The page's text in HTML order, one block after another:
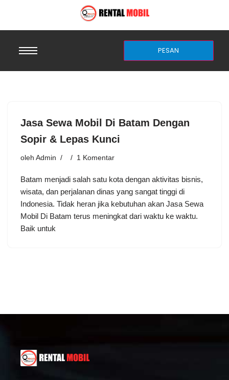
PESAN
Jasa Sewa Mobil Di Batam Dengan
Sopir & Lepas Kunci
oleh Admin 1 Komentar
Batam menjadi salah satu kota dengan aktivitas bisnis,
wisata, dan perjalanan dinas yang sangat tinggi di
Indonesia. Tidak heran jika kebutuhan akan Jasa Sewa
Mobil Di Batam terus meningkat dari waktu ke waktu.
Baik untuk